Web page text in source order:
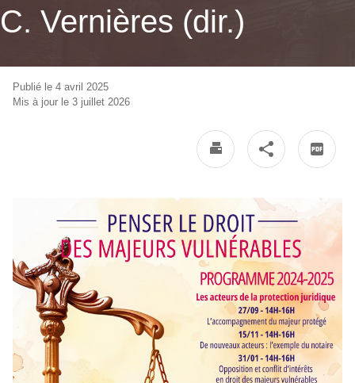
C. Vernières (dir.)
Publié le 4 avril 2025
Mis à jour le 3 juillet 2026